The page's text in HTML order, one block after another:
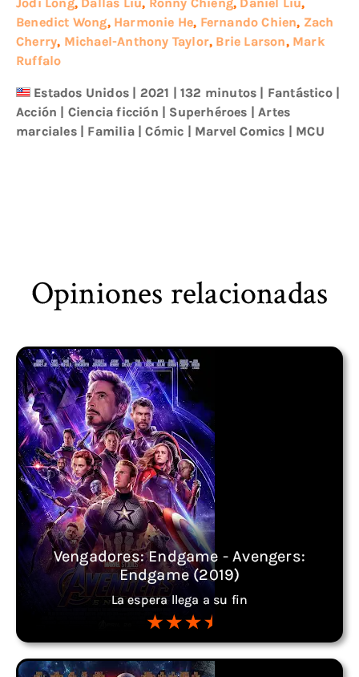
Benedict Wong, Harmonie He, Fernando Chien, Zach
Cherry, Michael-Anthony Taylor, Brie Larson, Mark
Ruffalo
Estados Unidos | 2021 | 132 minutos | Fantástico|
Acción | Ciencia ficción | Superhéroes |Artes
marciales| Familia|Cómic | Marvel Comics | MCU
Opiniones relacionadas
Vengadores: Endgame - Avengers:
Endgame (2019)
La espera llega a su fin